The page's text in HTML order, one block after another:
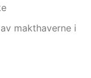
makthaverne i